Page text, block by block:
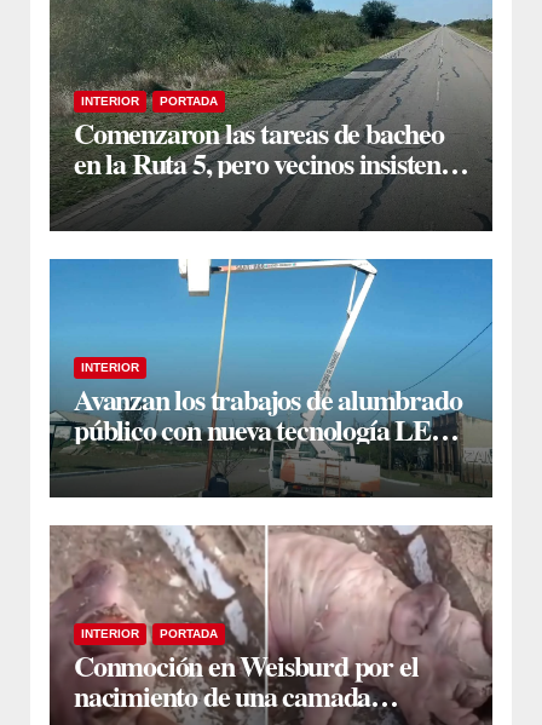
INTERIOR PORTADA
Comenzaron las tareas de bacheo
en la Ruta 5, pero vecinos insisten
en un reclamo integral
INTERIOR
Avanzan los trabajos de alumbrado
público con nueva tecnología LED
en Estación Taboada
INTERIOR PORTADA
Conmoción en Weisburd por el
nacimiento de una camada